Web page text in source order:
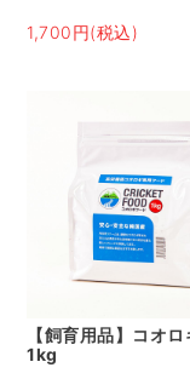
1,700円(税込)
【飼育用品】コオ
1kg